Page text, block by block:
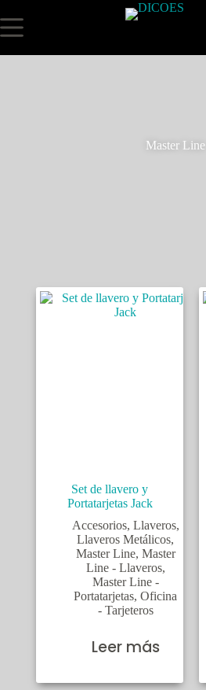
Master Line
Set de llavero y
Portatarjetas Jack
Accesorios, Llaveros,
Llaveros Metálicos,
Master Line, Master
Line - Llaveros,
Master Line -
Portatarjetas, Oficina
- Tarjeteros
Leer más